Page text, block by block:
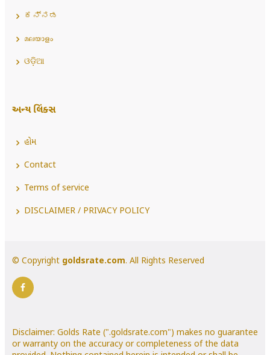
ಕನ್ನಡ
മലയാളം
ଓଡ଼ିଆ
અન્ય લિંક્સ
હોમ
Contact
Terms of service
DISCLAIMER / PRIVACY POLICY
© Copyright goldsrate.com. All Rights Reserved
Disclaimer: Golds Rate (".goldsrate.com") makes no guarantee
or warranty on the accuracy or completeness of the data